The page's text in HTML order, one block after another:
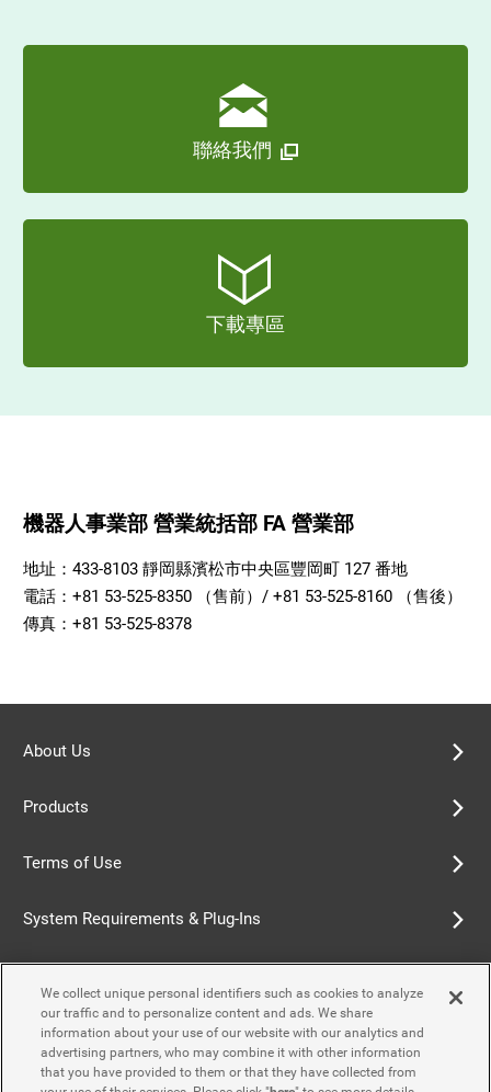
聯絡我們
下載專區
機器人事業部 營業統括部 FA 營業部
地址：433-8103 靜岡縣濱松市中央區豐岡町 127 番地
電話：+81 53-525-8350 （售前）/ +81 53-525-8160 （售後）
傳真：+81 53-525-8378
About Us
Products
Terms of Use
System Requirements & Plug-Ins
Cookie Policy
Accessibility Policy
We collect unique personal identifiers such as cookies to analyze
our traffic and to personalize content and ads. We share
information about your use of our website with our analytics and
advertising partners, who may combine it with other information
that you have provided to them or that they have collected from